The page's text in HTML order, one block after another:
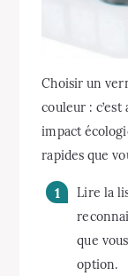
Choisir un
couleur :
impact
rapides que
Lire la
que
option.